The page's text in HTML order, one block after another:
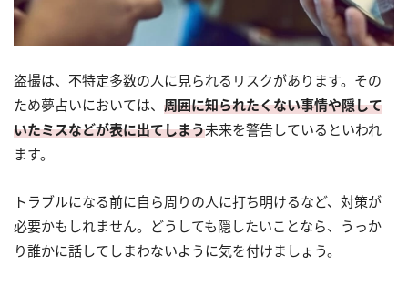
盗撮は、不特定多数の人に見られるリスクがあります。その
ため夢占いにおいては、 周囲に知られたくない事情や隠して
いたミスなどが表に出てしまう未来を警告しているといわれ
ます。
トラブルになる前に自ら周りの人に打ち明けるなど、対策が
必要かもしれません。どうしても隠したいことなら、うっか
り誰かに話してしまわないように気を付けましょう。